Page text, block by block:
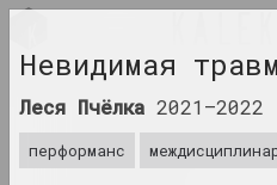
исследовательская
современного искусства
ЖУРНАЛ
Невидимая
Леся Пчёлка 2021–2022
перформанс